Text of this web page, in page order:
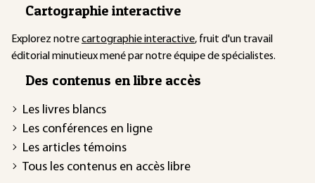
Cartographie interactive
Explorez notrecartographie interactive, fruit d'un travail
éditorial minutieux mené par notre équipe de spécialistes.
Des contenus en libre accès
Les livres blancs
Les conférences en ligne
Les articles témoins
Tous les contenus en accès libre